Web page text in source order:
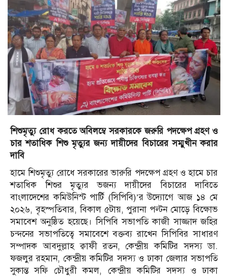
শিশুমৃত্যু রোধ করতে অবিলম্বে সরকারকে জরুরি পদক্ষেপ গ্রহণ ও
চার শতাধিক শিশু মৃত্যুর জন্য দায়ীদের বিচারের সম্মুখীন করার
দাবি
হামে শিশুমৃত্যু রোধে সরকারের ভারুরি পদক্ষেপ গ্রহণ ও হামে চার
শতাধিক শিশুর মৃত্যুর ভজন্য দায়ীদের বিচারের দাবিতে
বাংলাদেশের কমিউনিস্ট পার্টি (সিপিবি)’র উদ্যোগে আজ ১৪ মে
২০২৬, বৃহস্পতিবার, বিকাল ৫টায়, পুরানা পল্টন মোড়ে বিক্ষোভ
সমাবেশ অনুষ্ঠিত হয়েছে। সিপিবি সভাপতি কাজী সাজ্জাদ জহির
চন্দনের সভাপতিত্বে সমাবেশে বক্তব্য রাখেন সিপিবির সাধারণ
সম্পাদক আবদুল্লাহ ক্বাফী রতন, কেন্দ্রীয় কমিটির সদস্য ডা.
ফজলুর রহমান, কেন্দ্রীয় কমিটির সদস্য ও ঢাকা জেলার সভাপতি
সুকান্ত সফি চৌধুরী কমল, কেন্দ্রীয় কমিটির সদস্য ও ঢাকা